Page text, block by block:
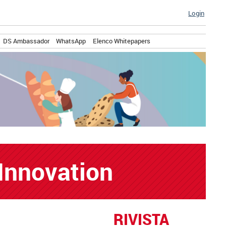
Login
DS Ambassador WhatsApp Elenco Whitepapers
RIVISTA